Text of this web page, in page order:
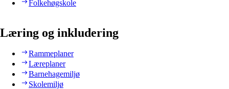
Folkehøgskole
Læring og inkludering
Rammeplaner
Læreplaner
Barnehagemiljø
Skolemiljø